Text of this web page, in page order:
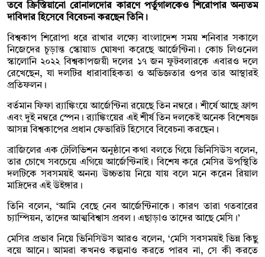
তবে ক্রিস্তিয়ানো রোনালদোর কারণে পর্তুগালকেও শিরোপার অন্যতম
দাবিদার হিসেবে বিবেচনা করছেন তিনি।
বিশ্বকাপ শিরোপা ধরে রাখার লক্ষ্যে বাংলাদেশ সময় শনিবার সকালে
নিজেদের চূড়ান্ত স্কোয়াড ঘোষণা করেছে আর্জেন্টিনা। কোচ লিওনেল
স্কালোনি ২০২২ বিশ্বকাপজয়ী দলের ১৭ জন ফুটবলারকে এবারও দলে
রেখেছেন, যা দলটির ধারাবাহিকতা ও অভিজ্ঞতার ওপর তার আস্থারই
প্রতিফলন।
বর্তমান ফিফা র‌্যাঙ্কিংয়ে আর্জেন্টিনা রয়েছে তিন নম্বরে। শীর্ষে আছে ফ্রান্স
এবং দুই নম্বরে স্পেন। র‌্যাঙ্কিংয়ের এই শীর্ষ তিন দলকেই অনেক বিশেষজ্ঞ
আসন্ন বিশ্বকাপের প্রধান ফেভারিট হিসেবে বিবেচনা করছেন।
ব্রাজিলের এক টেলিভিশন অনুষ্ঠানে কথা বলতে গিয়ে ভিনিসিউস বলেন,
তার চোখে সবচেয়ে এগিয়ে আর্জেন্টিনাই। বিশেষ করে মেসির উপস্থিতি
দলটিকে সবসময়ই অনন্য উচ্চতায় নিয়ে যায় বলে মনে করেন রিয়াল
মাদ্রিদের এই উইঙ্গার।
তিনি বলেন, ‘আমি বেছে নেব আর্জেন্টিনাকে। কারণ তারা গতবারের
চ্যাম্পিয়ন, তাদের আত্মবিশ্বাস প্রবল। এছাড়াও তাদের আছে মেসি।’
মেসির প্রভাব নিয়ে ভিনিসিউস আরও বলেন, ‘মেসি সবসময়ই ভিন্ন কিছু
বয়ে আনে। আমরা কখনও কল্পনাও করতে পারব না, সে কী করতে